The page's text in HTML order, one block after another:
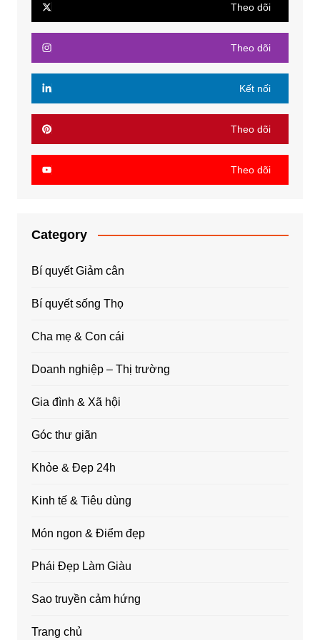
Theo dõi
Theo dõi
Kết nối
Theo dõi
Theo dõi
Category
Bí quyết Giảm cân
Bí quyết sống Thọ
Cha mẹ & Con cái
Doanh nghiệp – Thị trường
Gia đình & Xã hội
Góc thư giãn
Khỏe & Đẹp 24h
Kinh tế & Tiêu dùng
Món ngon & Điểm đẹp
Phái Đẹp Làm Giàu
Sao truyền cảm hứng
Trang chủ